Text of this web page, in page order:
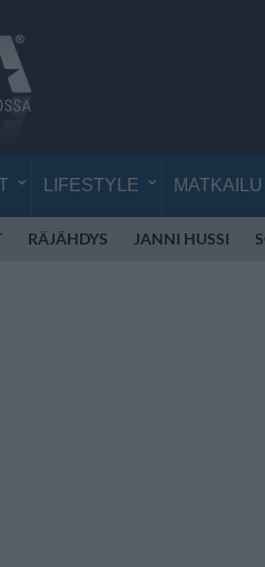
LIFESTYLE MATKAILU
RÄJÄHDYS JANNI HUSSI